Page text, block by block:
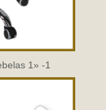
1» -1